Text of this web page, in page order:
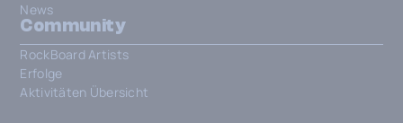
News
Community
RockBoard Artists
Erfolge
Aktivitäten Übersicht